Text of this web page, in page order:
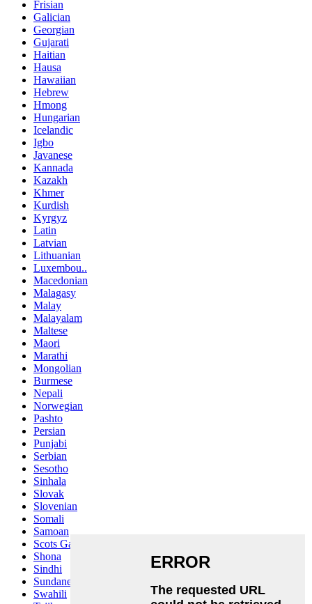
Frisian
Galician
Georgian
Gujarati
Haitian
Hausa
Hawaiian
Hebrew
Hmong
Hungarian
Icelandic
Igbo
Javanese
Kannada
Kazakh
Khmer
Kurdish
Kyrgyz
Latin
Latvian
Lithuanian
Luxembou..
Macedonian
Malagasy
Malay
Malayalam
Maltese
Maori
Marathi
Mongolian
Burmese
Nepali
Norwegian
Pashto
Persian
Punjabi
Serbian
Sesotho
Sinhala
Slovak
Slovenian
Somali
Samoan
Scots Gaelic
Shona
Sindhi
Sundanese
Swahili